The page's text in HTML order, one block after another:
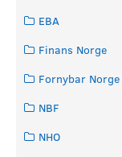
EBA
Finans Norge
Fornybar Norge
NBF
NHO